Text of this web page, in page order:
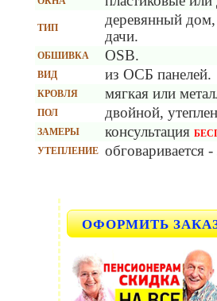
ТИП
деревянный
дачи.
ОБШИВКА OSB.
ВИД из ОСБ панелей.
КРОВЛЯ мягкая или
ПОЛ двойной,
ЗАМЕРЫ консультация
УТЕПЛЕНИЕ обговаривается
ОФОРМИТЬ